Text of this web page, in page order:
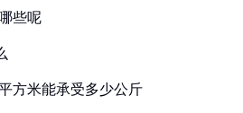
些呢
方米能承受多少公斤